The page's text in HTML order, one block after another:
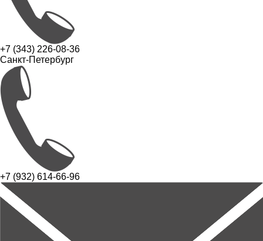
+7 (343) 226-08-36
Санкт-Петербург
+7 (932) 614-66-96